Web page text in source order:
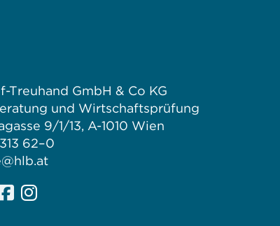
Treuhand GmbH & Co KG
und Wirtschaftsprüfung
9/1/13, A-1010 Wien
62–0